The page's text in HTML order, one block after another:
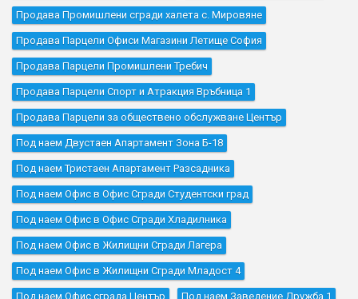
Продава Промишлени сгради халета с. Мировяне
Продава Парцели Офиси Магазини Летище София
Продава Парцели Промишлени Требич
Продава Парцели Спорт и Атракция Връбница 1
Продава Парцели за обществено обслужване Център
Под наем Двустаен Апартамент Зона Б-18
Под наем Тристаен Апартамент Разсадника
Под наем Офис в Офис Сгради Студентски град
Под наем Офис в Офис Сгради Хладилника
Под наем Офис в Жилищни Сгради Лагера
Под наем Офис в Жилищни Сгради Младост 4
Под наем Офис сграда Център Под наем Заведение Дружба 1